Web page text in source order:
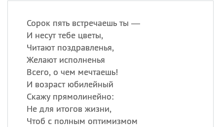
Сорок пять встречаешь ты —
И несут тебе цветы,
Читают поздравленья,
Желают исполненья
Всего, о чем мечтаешь!
И возраст юбилейный
Скажу прямолинейно:
Не для итогов жизни,
Чтоб с полным оптимизмом